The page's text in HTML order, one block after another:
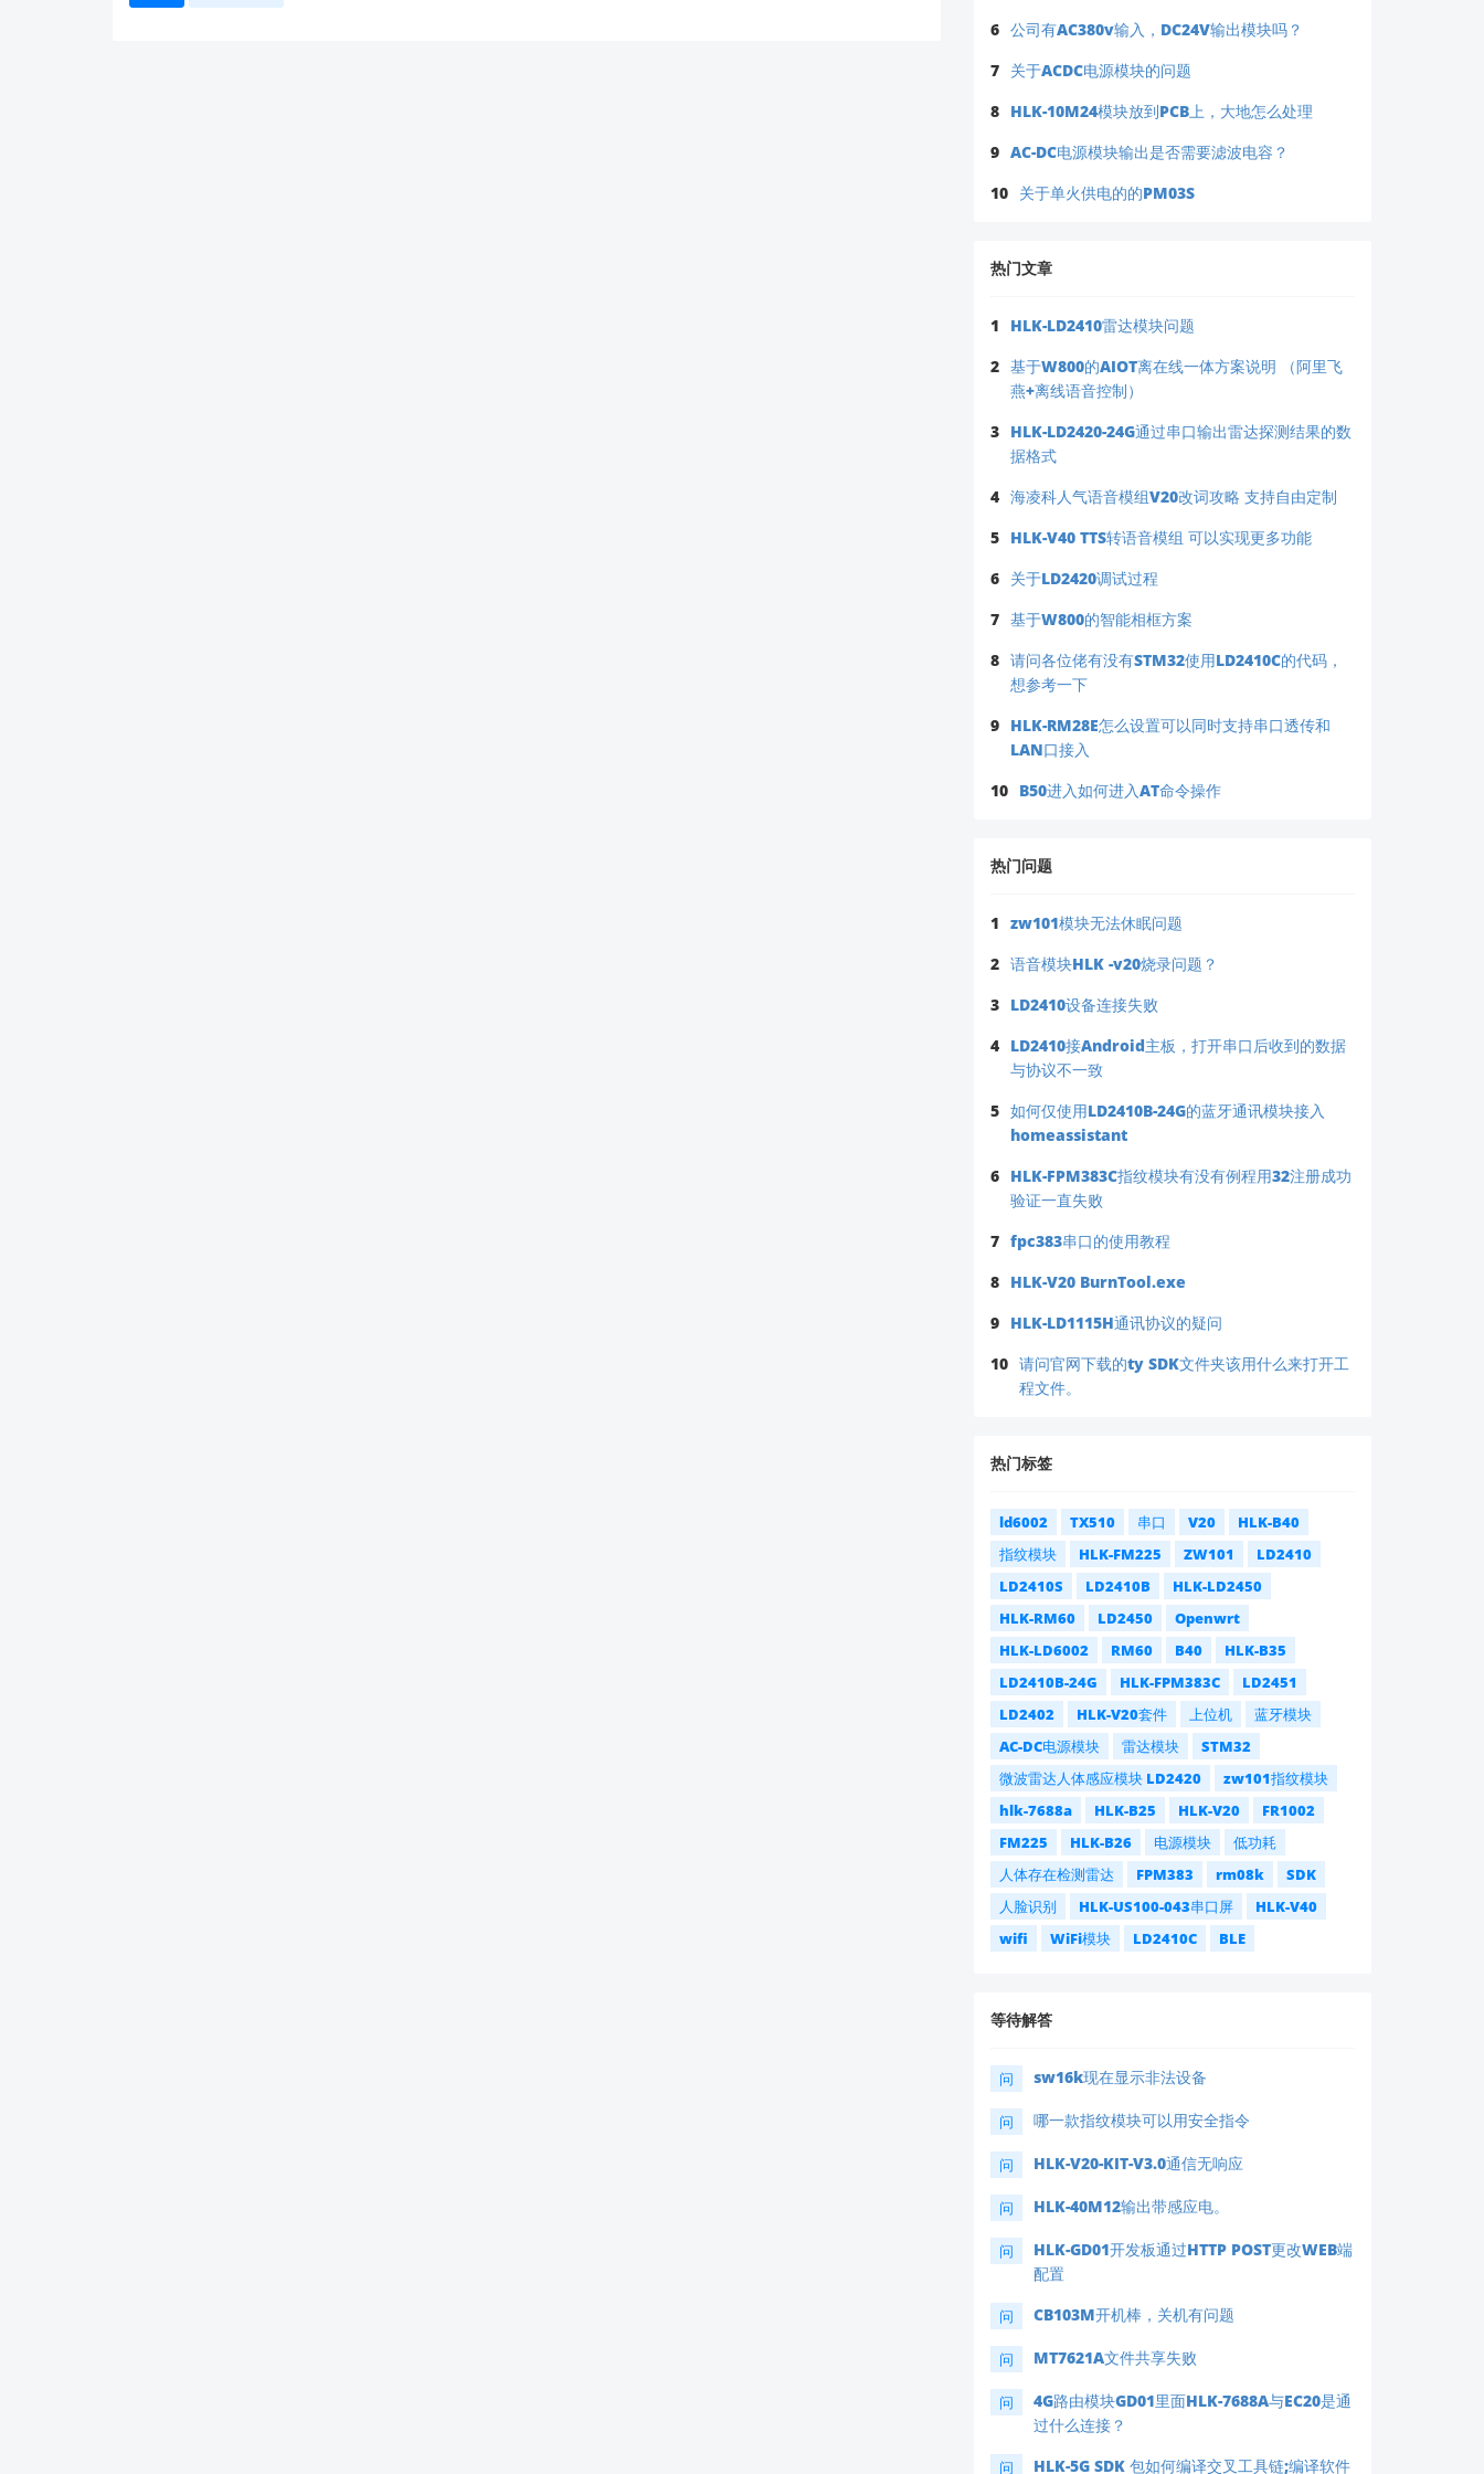
6 公司有AC380v输入，DC24V输出模块吗？
7 关于ACDC电源模块的问题
8 HLK-10M24模块放到PCB上，大地怎么处理
9 AC-DC电源模块输出是否需要滤波电容？
10 关于单火供电的的PM03S
热门文章
1
HLK-LD2410雷达模块问题
2 基于W800的AIOT离在线一体方案说明 （阿里飞
燕+离线语音控制）
3 HLK-LD2420-24G通过串口输出雷达探测结果的数
据格式
4 海凌科人气语音模组V20改词攻略 支持自由定制
5 HLK-V40 TTS转语音模组 可以实现更多功能
6 关于LD2420调试过程
7 基于W800的智能相框方案
8 请问各位佬有没有STM32使用LD2410C的代码，
想参考一下
9 HLK-RM28E怎么设置可以同时支持串口透传和
LAN口接入
10 B50进入如何进入AT命令操作
热门问题
1 zw101模块无法休眠问题
2 语音模块HLK -v20烧录问题？
3 LD2410设备连接失败
4 LD2410接Android主板，打开串口后收到的数据
与协议不一致
5 如何仅使用LD2410B-24G的蓝牙通讯模块接入
homeassistant
6 HLK-FPM383C指纹模块有没有例程用32注册成功
验证一直失败
7 fpc383串口的使用教程
8 HLK-V20 BurnTool.exe
9 HLK-LD1115H通讯协议的疑问
10 请问官网下载的ty SDK文件夹该用什么来打开工
程文件。
热门标签
ld6002 TX510 串口 V20
HLK-B40
指纹模块
HLK-FM225 ZW101
LD2410
LD2410S
LD2410B
HLK-LD2450
HLK-RM60
LD2450
Openwrt
HLK-LD6002
RM60 B40
HLK-B35
LD2410B-24G
HLK-FPM383C
LD2451
LD2402
HLK-V20套件 上位机
蓝牙模块
AC-DC电源模块
雷达模块
STM32
微波雷达人体感应模块 LD2420
zw101指纹模块
hlk-7688a
HLK-B25 HLK-V20
FR1002
FM225
HLK-B26 电源模块
低功耗
人体存在检测雷达
FPM383 rm08k
SDK
人脸识别
HLK-US100-043串口屏
HLK-V40
wifi
WiFi模块 LD2410C BLE
等待解答
问 sw16k现在显示非法设备
问 哪一款指纹模块可以用安全指令
问 HLK-V20-KIT-V3.0通信无响应
问 HLK-40M12输出带感应电。
问
HLK-GD01开发板通过HTTP POST更改WEB端
配置
问 CB103M开机棒，关机有问题
问 MT7621A文件共享失败
问
4G路由模块GD01里面HLK-7688A与EC20是通
过什么连接？
问 HLK-5G SDK 包如何编译交叉工具链;编译软件